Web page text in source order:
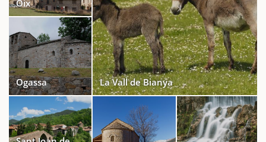
Oix
Ogassa La Vall de Bianya